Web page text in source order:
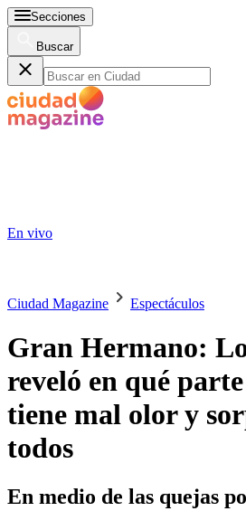
Secciones
Buscar
En vivo
Ciudad Magazine Espectáculos
Gran Hermano:
reveló en qué
tiene mal olor y
todos
En medio de las quejas